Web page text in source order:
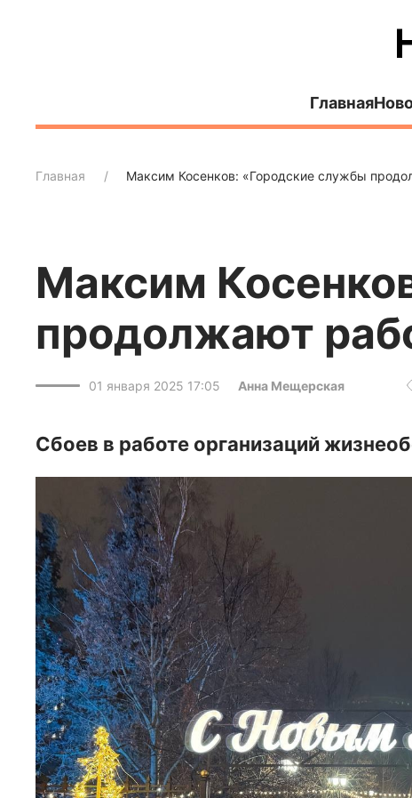
Главная
Главная Максим Косенков: «Городские службы
Максим
продолжают
01 января 2025 17:05 Анна Мещерская
Сбоев в работе организаций